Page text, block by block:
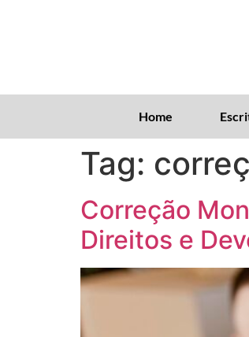
Home
Tag:
Correção
Direitos e